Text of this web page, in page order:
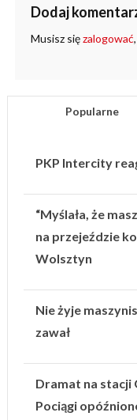
Dodaj
Musisz sięzalogować
Popularne
PKP Intercity
“Myślała, że
na przejeździe
Wolsztyn
Nie żyje
zawał
Dramat na stacji
Pociągi